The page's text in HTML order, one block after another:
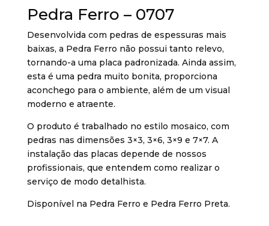
Pedra Ferro – 0707
Desenvolvida com pedras de espessuras mais
baixas, a Pedra Ferro não possui tanto relevo,
tornando-a uma placa padronizada. Ainda assim,
esta é uma pedra muito bonita, proporciona
aconchego para o ambiente, além de um visual
moderno e atraente.
O produto é trabalhado no estilo mosaico, com
pedras nas dimensões 3×3, 3×6, 3×9 e 7×7. A
instalação das placas depende de nossos
profissionais, que entendem como realizar o
serviço de modo detalhista.
Disponível na Pedra Ferro e Pedra Ferro Preta.